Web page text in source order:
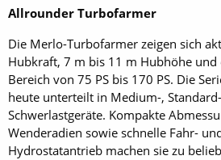
Allrounder Turbofarmer
Die Merlo-Turbofarmer zeigen sich
Hubkraft, 7 m bis 11 m Hubhöhe und
Bereich von 75 PS bis 170 PS. Die
heute unterteilt in Medium-,
Schwerlastgeräte. Kompakte
Wenderadien sowie schnelle Fahr-
Hydrostatantrieb machen sie zu